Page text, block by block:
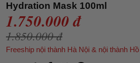
Hydration Mask 100ml
1.750.000 đ
1.850.000 đ
Freeship nội thành Hà Nội & nội thành